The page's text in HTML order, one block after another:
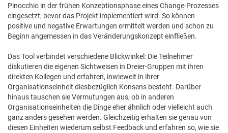
Pinocchio in der frühen Konzeptionsphase eines Change-Prozesses
eingesetzt, bevor das Projekt implementiert wird. So können
positive und negative Erwartungen ermittelt werden und schon zu
Beginn angemessen in das Veränderungskonzept einfließen.
Das Tool verbindet verschiedene Blickwinkel: Die Teilnehmer
diskutieren die eigenen Sichtweisen in Dreier-Gruppen mit ihren
direkten Kollegen und erfahren, inwieweit in ihrer
Organisationseinheit diesbezüglich Konsens besteht. Darüber
hinaus tauschen sie Vermutungen aus, ob in anderen
Organisationseinheiten die Dinge eher ähnlich oder vielleicht auch
ganz anders gesehen werden. Gleichzeitig erhalten sie genau von
diesen Einheiten wiederum selbst Feedback und erfahren so, wie sie